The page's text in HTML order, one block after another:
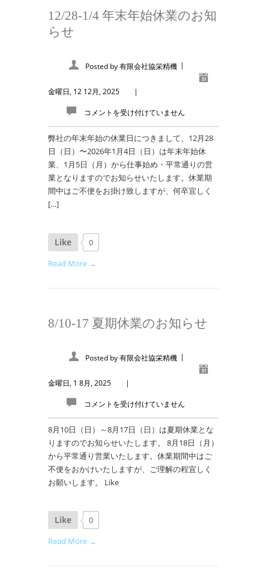
12/28-1/4 年末年始休業のお知
らせ
Posted by有限会社協栄精機 |
金曜日, 12 12月, 2025 |
コメントを受け付けていません
弊社の年末年始の休業日につきまして、12月28
日（日）〜2026年1月4日（日）は年末年始休
業、1月5日（月）から仕事始め・平常通りの営
業となりますのでお知らせいたします。休業期
間中はご不便をお掛け致しますが、何卒宜しく
[…]
Like
0
Read More →
8/10-17 夏期休業のお知らせ
Posted by有限会社協栄精機 |
金曜日, 1 8月, 2025 |
コメントを受け付けていません
8月10日（日）～8月17日（日）は夏期休業とな
りますのでお知らせいたします。 8月18日（月）
から平常通り営業いたします。休業期間中はご
不便をおかけいたしますが、ご理解の程宜しく
お願いします。 Like
Like
0
Read More →